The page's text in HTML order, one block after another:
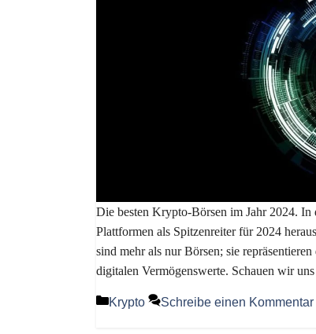
Die besten Krypto-Börsen im Jahr 2024.
Plattformen als Spitzenreiter für 2024
sind mehr als nur Börsen; sie
digitalen Vermögenswerte. Schauen wir
Kategorien
Krypto Schreibe einen Kommentar